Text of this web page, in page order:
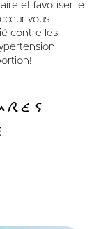
et favoriser le
vous
contre les